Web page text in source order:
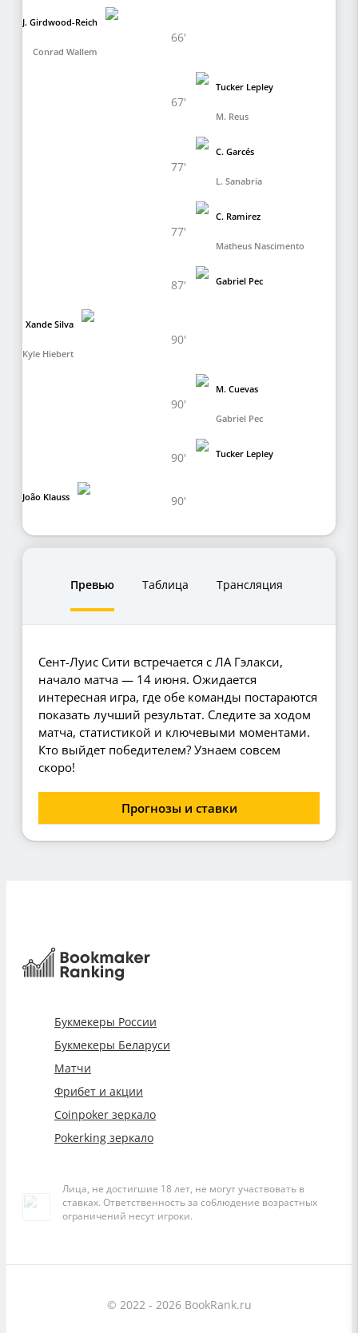
Conrad Wallem
J. Girdwood-Reich
66'
67'
Tucker Lepley
M. Reus
77'
C. Garcés
L. Sanabria
77'
C. Ramirez
Matheus Nascimento
87' Gabriel Pec
Kyle Hiebert
Xande Silva
90'
90'
M. Cuevas
Gabriel Pec
90' Tucker Lepley
João Klauss 90'
Превью Таблица Трансляция
Сент-Луис Сити встречается с ЛА Гэлакси,
начало матча — 14 июня. Ожидается
интересная игра, где обе команды постараются
показать лучший результат. Следите за ходом
матча, статистикой и ключевыми моментами.
Кто выйдет победителем? Узнаем совсем
скоро!
Прогнозы и ставки
Букмекеры России
Букмекеры Беларуси
Матчи
Фрибет и акции
Coinpoker зеркало
Pokerking зеркало
Лица, не достигшие 18 лет, не могут участвовать в
ставках. Ответственность за соблюдение возрастных
ограничений несут игроки.
© 2022 - 2026 BookRank.ru